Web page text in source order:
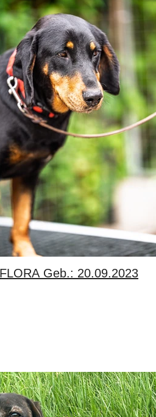
FLORA Geb.: 20.09.2023